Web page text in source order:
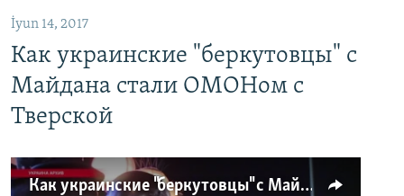
İyun 14, 2017
Как украинские "беркутовцы" с
Майдана стали ОМОНом с
Тверской
Как украинские "беркутовцы" с Майдана стали ОМОНом с Тверской